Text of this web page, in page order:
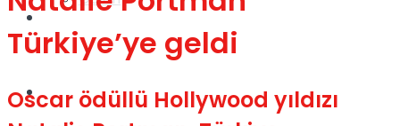
Gündem
Yaşam
Türkiye’ye geldi
Oscar ödüllü Hollywood yıldızı